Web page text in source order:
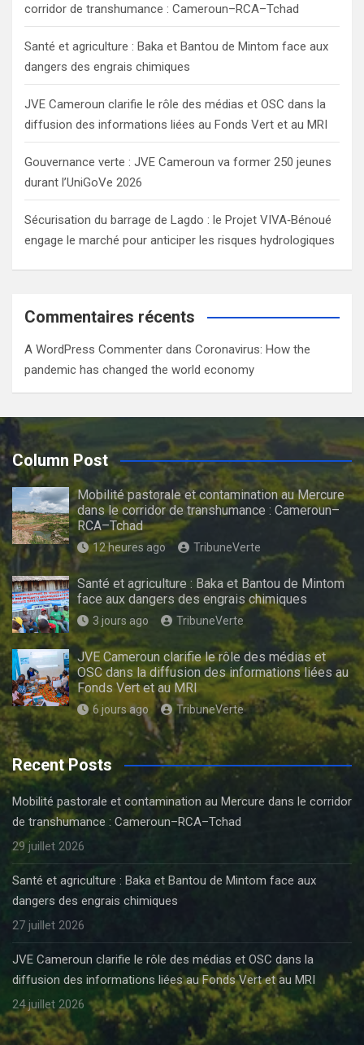
corridor de transhumance : Cameroun–RCA–Tchad
Santé et agriculture : Baka et Bantou de Mintom face aux
dangers des engrais chimiques
JVE Cameroun clarifie le rôle des médias et OSC dans la
diffusion des informations liées au Fonds Vert et au MRI
Gouvernance verte : JVE Cameroun va former 250 jeunes
durant l’UniGoVe 2026
Sécurisation du barrage de Lagdo : le Projet VIVA‑Bénoué
engage le marché pour anticiper les risques hydrologiques
Commentaires récents
A WordPress Commenter dans Coronavirus: How the
pandemic has changed the world economy
Column Post
Mobilité pastorale et contamination au Mercure
dans le corridor de transhumance : Cameroun–
RCA–Tchad
12 heures ago TribuneVerte
Santé et agriculture : Baka et Bantou de Mintom
face aux dangers des engrais chimiques
3 jours ago TribuneVerte
JVE Cameroun clarifie le rôle des médias et
OSC dans la diffusion des informations liées au
Fonds Vert et au MRI
6 jours ago TribuneVerte
Recent Posts
Mobilité pastorale et contamination au Mercure dans le corridor
de transhumance : Cameroun–RCA–Tchad
29 juillet 2026
Santé et agriculture : Baka et Bantou de Mintom face aux
dangers des engrais chimiques
27 juillet 2026
JVE Cameroun clarifie le rôle des médias et OSC dans la
diffusion des informations liées au Fonds Vert et au MRI
24 juillet 2026